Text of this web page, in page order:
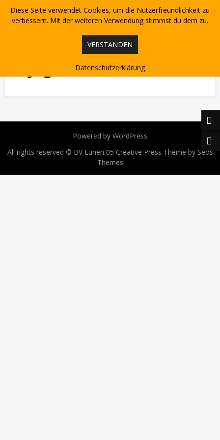
content
C-Jugend
Powered by WordPress
All rights reserved © BV Lünen 05 Creative Press Theme by Seos
Themes
Diese Seite verwendet Cookies, um die Nutzerfreundlichkeit zu
verbessern. Mit der weiteren Verwendung stimmst du dem zu.
VERSTANDEN
Datenschutzerklärung